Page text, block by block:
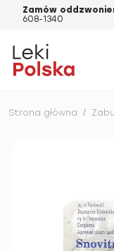
Zamów
608-1340
Strona główna /